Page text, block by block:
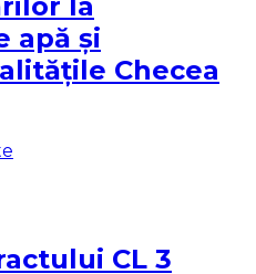
apă și
Checea
CL 3